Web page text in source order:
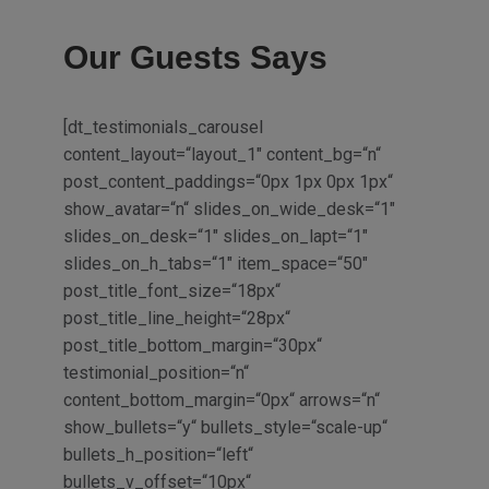
Our Guests Says
[dt_testimonials_carousel
content_layout=“layout_1″ content_bg=“n“
post_content_paddings=“0px 1px 0px 1px“
show_avatar=“n“ slides_on_wide_desk=“1″
slides_on_desk=“1″ slides_on_lapt=“1″
slides_on_h_tabs=“1″ item_space=“50″
post_title_font_size=“18px“
post_title_line_height=“28px“
post_title_bottom_margin=“30px“
testimonial_position=“n“
content_bottom_margin=“0px“ arrows=“n“
show_bullets=“y“ bullets_style=“scale-up“
bullets_h_position=“left“
bullets_v_offset=“10px“